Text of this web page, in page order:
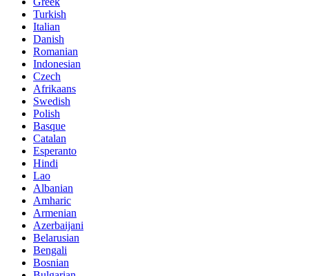
Turkish
Italian
Danish
Romanian
Indonesian
Czech
Afrikaans
Swedish
Polish
Basque
Catalan
Esperanto
Hindi
Lao
Albanian
Amharic
Armenian
Azerbaijani
Belarusian
Bengali
Bosnian